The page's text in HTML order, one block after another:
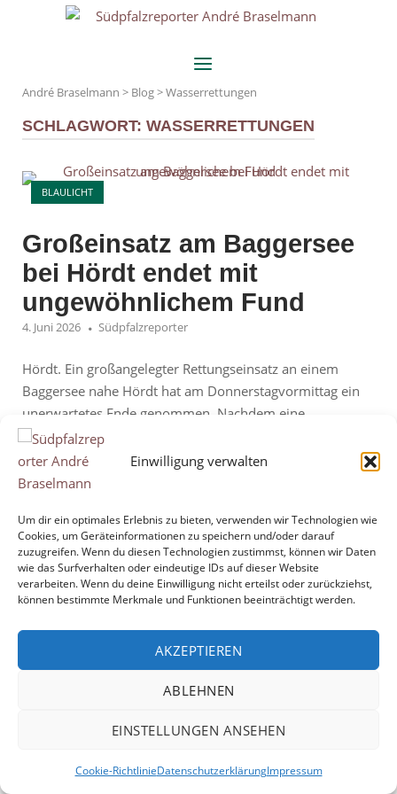
Einwilligung verwalten
Um dir ein optimales Erlebnis zu bieten, verwenden wir Technologien wie
Cookies, um Geräteinformationen zu speichern und/oder darauf
zuzugreifen. Wenn du diesen Technologien zustimmst, können wir Daten
wie das Surfverhalten oder eindeutige IDs auf dieser Website
verarbeiten. Wenn du deine Einwilligung nicht erteilst oder zurückziehst,
können bestimmte Merkmale und Funktionen beeinträchtigt werden.
AKZEPTIEREN
ABLEHNEN
EINSTELLUNGEN ANSEHEN
Cookie-RichtlinieDatenschutzerklärungImpressum
Home
Menu
André Braselmann > Blog>Wasserrettungen
SCHLAGWORT: WASSERRETTUNGEN
BLAULICHT
Open post
Großeinsatz am Baggersee
bei Hördt endet mit
ungewöhnlichem Fund
4. Juni 2026 Südpfalzreporter
Hördt. Ein großangelegter Rettungseinsatz an einem
Baggersee nahe Hördt hat am Donnerstagvormittag ein
unerwartetes Ende genommen. Nachdem eine
Fahrradfahrerin gegen 9.30 Uhr möglicherweise eine
hilflose Person im Wasser gesichtet hatte, rückten
zahlreiche Einsatzkräfte von Feuerwehr, DLRG und
unterstützte die Suchmaßnahmen aus der Luft. Aufgrund
der zunächst unklaren Lage wurde der...
"Großeinsatz
Baggersee
Mehr lesen
Copyright © 2026 André Braselmann Theme by